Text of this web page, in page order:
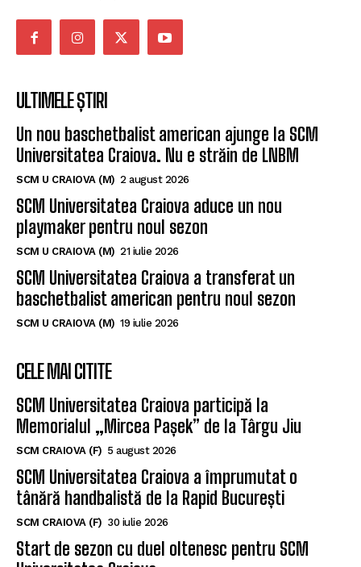
ULTIMELE ȘTIRI
Un nou baschetbalist american ajunge la SCM
Universitatea Craiova. Nu e străin de LNBM
SCM U CRAIOVA (M) 2 august 2026
SCM Universitatea Craiova aduce un nou
playmaker pentru noul sezon
SCM U CRAIOVA (M) 21 iulie 2026
SCM Universitatea Craiova a transferat un
baschetbalist american pentru noul sezon
SCM U CRAIOVA (M) 19 iulie 2026
CELE MAI CITITE
SCM Universitatea Craiova participă la
Memorialul „Mircea Pașek” de la Târgu Jiu
SCM CRAIOVA (F) 5 august 2026
SCM Universitatea Craiova a împrumutat o
tânără handbalistă de la Rapid București
SCM CRAIOVA (F) 30 iulie 2026
Start de sezon cu duel oltenesc pentru SCM